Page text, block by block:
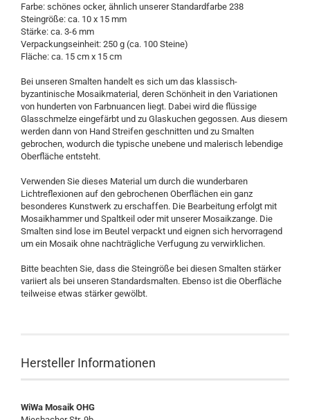
Farbe: schönes ocker, ähnlich unserer Standardfarbe 238
Steingröße: ca. 10 x 15 mm
Stärke: ca. 3-6 mm
Verpackungseinheit: 250 g (ca. 100 Steine)
Fläche: ca. 15 cm x 15 cm
Bei unseren Smalten handelt es sich um das klassisch-
byzantinische Mosaikmaterial, deren Schönheit in den Variationen
von hunderten von Farbnuancen liegt. Dabei wird die flüssige
Glasschmelze eingefärbt und zu Glaskuchen gegossen. Aus diesem
werden dann von Hand Streifen geschnitten und zu Smalten
gebrochen, wodurch die typische unebene und malerisch lebendige
Oberfläche entsteht.
Verwenden Sie dieses Material um durch die wunderbaren
Lichtreflexionen auf den gebrochenen Oberflächen ein ganz
besonderes Kunstwerk zu erschaffen. Die Bearbeitung erfolgt mit
Mosaikhammer und Spaltkeil oder mit unserer Mosaikzange. Die
Smalten sind lose im Beutel verpackt und eignen sich hervorragend
um ein Mosaik ohne nachträgliche Verfugung zu verwirklichen.
Bitte beachten Sie, dass die Steingröße bei diesen Smalten stärker
variiert als bei unseren Standardsmalten. Ebenso ist die Oberfläche
teilweise etwas stärker gewölbt.
Hersteller Informationen
WiWa Mosaik OHG